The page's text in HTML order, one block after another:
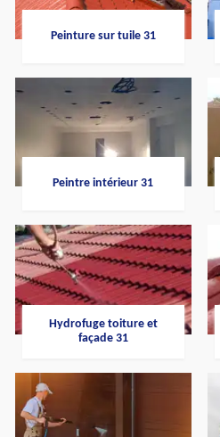
Peinture sur tuile 31
Peintre intérieur 31
Hydrofuge toiture et
façade 31